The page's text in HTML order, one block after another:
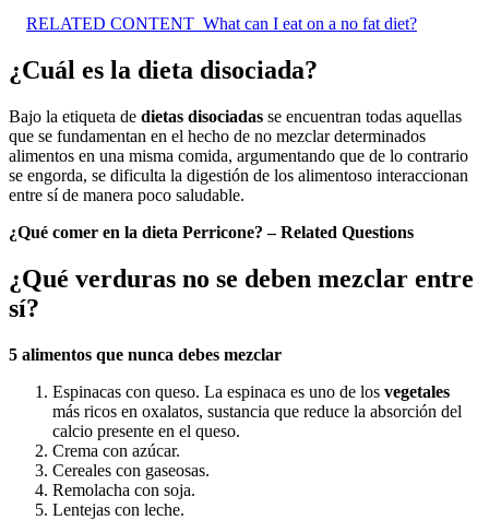
RELATED CONTENT What can I eat on a no fat diet?
¿Cuál es la dieta disociada?
Bajo la etiqueta de dietas disociadas se encuentran todas aquellas
que se fundamentan en el hecho de no mezclar determinados
alimentos en una misma comida, argumentando que de lo contrario
se engorda, se dificulta la digestión de los alimentoso interaccionan
entre sí de manera poco saludable.
¿Qué comer en la dieta Perricone? – Related Questions
¿Qué verduras no se deben mezclar entre
sí?
5 alimentos que nunca debes mezclar
Espinacas con queso. La espinaca es uno de los vegetales
más ricos en oxalatos, sustancia que reduce la absorción del
calcio presente en el queso.
Crema con azúcar.
Cereales con gaseosas.
Remolacha con soja.
Lentejas con leche.